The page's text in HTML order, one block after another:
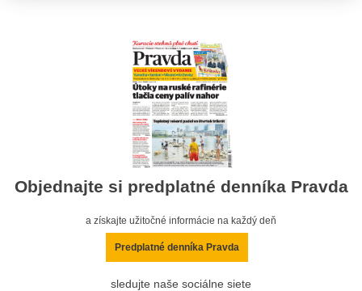
Objednajte si predplatné denníka Pravda
a získajte užitočné informácie na každý deň
Predplatné denníka Pravda
sledujte naše sociálne siete